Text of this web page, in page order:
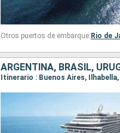
Otros puertos de embarque: Rio de
ARGENTINA, BRASIL,
Itinerario : Buenos Aires,